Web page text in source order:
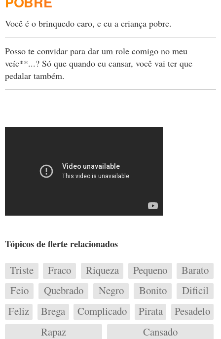
Você é o brinquedo caro, e eu a criança pobre.
Posso te convidar para dar um role comigo no meu
veíc**...? Só que quando eu cansar, você vai ter que
pedalar também.
Tópicos de flerte relacionados
Triste Fraco Riqueza Pequeno
Barato
Feio
Quebrado Negro Bonito
Dificil
Feliz
Brega Complicado Pirata
Pesadelo
Rapaz
Cansado